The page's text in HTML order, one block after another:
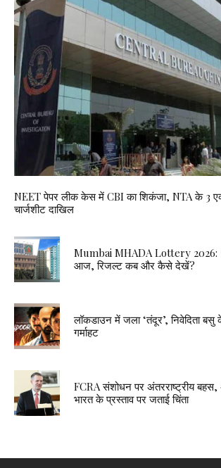
NEET पेपर लीक केस में CBI का शिकंजा, NTA के 3
चार्जशीट दाखिल
Mumbai MHADA Lottery 2026:
आज, रिजल्ट कब और कैसे देखें?
लॉकडाउन में जला ‘तंदूर’, निवेदिता
गर्माहट
FCRA संशोधन पर अंतरराष्ट्रीय
भारत के प्रस्ताव पर जताई चिंता